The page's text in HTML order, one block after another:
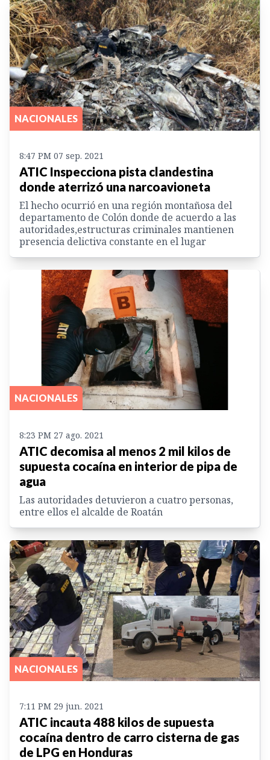
NACIONALES
8:47 PM 07 sep. 2021
ATIC Inspecciona pista clandestina
donde aterrizó una narcoavioneta
El hecho ocurrió en una región montañosa del
departamento de Colón donde de acuerdo a las
autoridades,estructuras criminales mantienen
presencia delictiva constante en el lugar
NACIONALES
8:23 PM 27 ago. 2021
ATIC decomisa al menos 2 mil kilos de
supuesta cocaína en interior de pipa de
agua
Las autoridades detuvieron a cuatro personas,
entre ellos el alcalde de Roatán
NACIONALES
7:11 PM 29 jun. 2021
ATIC incauta 488 kilos de supuesta
cocaína dentro de carro cisterna de gas
de LPG en Honduras